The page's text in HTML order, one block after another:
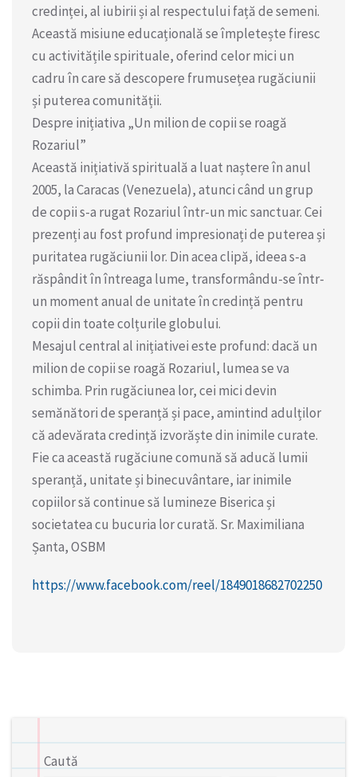
credinței, al iubirii și al respectului față de semeni.
Această misiune educațională se împletește firesc
cu activitățile spirituale, oferind celor mici un
cadru în care să descopere frumusețea rugăciunii
și puterea comunității.
Despre inițiativa „Un milion de copii se roagă
Rozariul”
Această inițiativă spirituală a luat naștere în anul
2005, la Caracas (Venezuela), atunci când un grup
de copii s-a rugat Rozariul într-un mic sanctuar. Cei
prezenți au fost profund impresionați de puterea și
puritatea rugăciunii lor. Din acea clipă, ideea s-a
răspândit în întreaga lume, transformându-se într-
un moment anual de unitate în credință pentru
copii din toate colțurile globului.
Mesajul central al inițiativei este profund: dacă un
milion de copii se roagă Rozariul, lumea se va
schimba. Prin rugăciunea lor, cei mici devin
semănători de speranță și pace, amintind adulților
că adevărata credință izvorăște din inimile curate.
Fie ca această rugăciune comună să aducă lumii
speranță, unitate și binecuvântare, iar inimile
copiilor să continue să lumineze Biserica și
societatea cu bucuria lor curată. Sr. Maximiliana
Șanta, OSBM
https://www.facebook.com/reel/1849018682702250
Caută